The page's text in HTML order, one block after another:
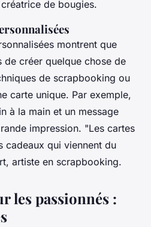
de bougies.
montrent que
créer quelque chose de
de scrapbooking ou
carte unique. Par exemple,
à la main et un message
impression. "Les cartes
cadeaux qui viennent du
artiste en scrapbooking.
les passionnés :